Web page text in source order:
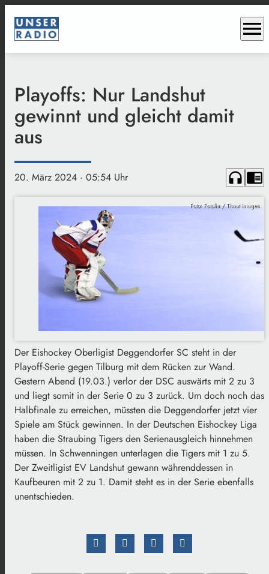
menu
Playoffs: Nur Landshut
gewinnt und gleicht damit
aus
20. März 2024 · 05:54 Uhr headphones chrome_reader_mode
Foto: Fotolia / Thaut Images
Der Eishockey Oberligist Deggendorfer SC steht in der
Playoff-Serie gegen Tilburg mit dem Rücken zur Wand.
Gestern Abend (19.03.) verlor der DSC auswärts mit 2 zu 3
und liegt somit in der Serie 0 zu 3 zurück. Um doch noch das
Halbfinale zu erreichen, müssten die Deggendorfer jetzt vier
Spiele am Stück gewinnen. In der Deutschen Eishockey Liga
haben die Straubing Tigers den Serienausgleich hinnehmen
müssen. In Schwenningen unterlagen die Tigers mit 1 zu 5.
Der Zweitligist EV Landshut gewann währenddessen in
Kaufbeuren mit 2 zu 1. Damit steht es in der Serie ebenfalls
unentschieden.